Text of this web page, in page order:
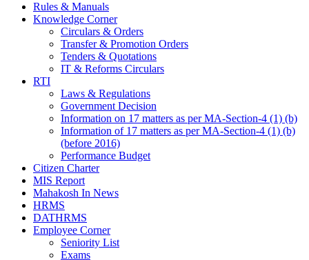
Rules & Manuals
Knowledge Corner
Circulars & Orders
Transfer & Promotion Orders
Tenders & Quotations
IT & Reforms Circulars
RTI
Laws & Regulations
Government Decision
Information on 17 matters as per MA-Section-4 (1) (b)
Information of 17 matters as per MA-Section-4 (1) (b)
(before 2016)
Performance Budget
Citizen Charter
MIS Report
Mahakosh In News
HRMS
DATHRMS
Employee Corner
Seniority List
Exams